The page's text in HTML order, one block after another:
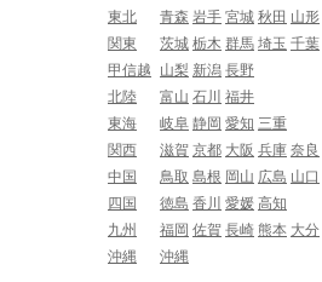
東北
青森 岩手 宮城 秋田 山形
関東
茨城 栃木 群馬 埼玉 千葉
甲信越
山梨 新潟 長野
北陸
富山 石川 福井
東海
岐阜 静岡 愛知 三重
関西
滋賀 京都 大阪 兵庫 奈良
中国
鳥取 島根 岡山 広島 山口
四国
徳島 香川 愛媛 高知
九州
福岡 佐賀 長崎 熊本 大分
沖縄
沖縄